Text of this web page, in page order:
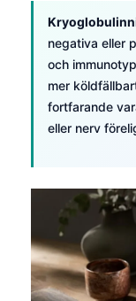
negativa eller
och
mer
fortfarande
eller nerv